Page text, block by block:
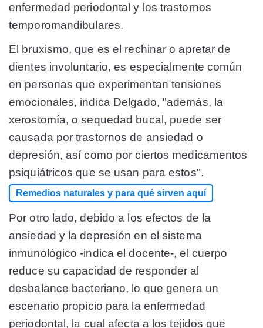
enfermedad periodontal y los trastornos
temporomandibulares.
El bruxismo, que es el rechinar o apretar de
dientes involuntario, es especialmente común
en personas que experimentan tensiones
emocionales, indica Delgado, "además, la
xerostomía, o sequedad bucal, puede ser
causada por trastornos de ansiedad o
depresión, así como por ciertos medicamentos
psiquiátricos que se usan para estos".
Remedios naturales y para qué sirven aquí
Por otro lado, debido a los efectos de la
ansiedad y la depresión en el sistema
inmunológico -indica el docente-, el cuerpo
reduce su capacidad de responder al
desbalance bacteriano, lo que genera un
escenario propicio para la enfermedad
periodontal, la cual afecta a los tejidos que